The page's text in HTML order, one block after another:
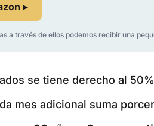
▸
a través de ellos podemos recibir una
se tiene derecho al
mes adicional suma